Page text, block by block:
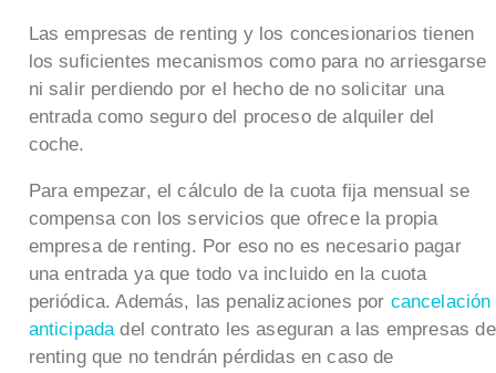
Las empresas de renting y los concesionarios tienen
los suficientes mecanismos como para no arriesgarse
ni salir perdiendo por el hecho de no solicitar una
entrada como seguro del proceso de alquiler del
coche.
Para empezar, el cálculo de la cuota fija mensual se
compensa con los servicios que ofrece la propia
empresa de renting. Por eso no es necesario pagar
una entrada ya que todo va incluido en la cuota
periódica. Además, las penalizaciones por cancelación
anticipadadel contrato les aseguran a las empresas de
renting que no tendrán pérdidas en caso de